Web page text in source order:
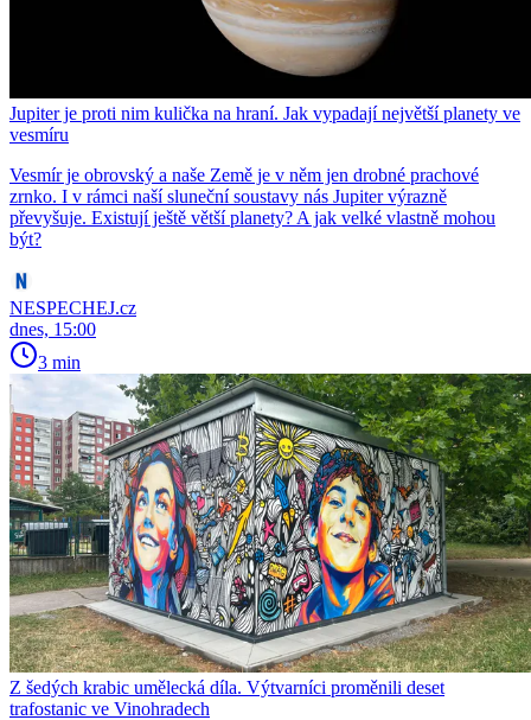
Jupiter je proti nim kulička na hraní. Jak vypadají největší planety ve
vesmíru
Vesmír je obrovský a naše Země je v něm jen drobné prachové
zrnko. I v rámci naší sluneční soustavy nás Jupiter výrazně
převyšuje. Existují ještě větší planety? A jak velké vlastně mohou
být?
NESPECHEJ.cz
dnes, 15:00
3 min
Z šedých krabic umělecká díla. Výtvarníci proměnili deset
trafostanic ve Vinohradech